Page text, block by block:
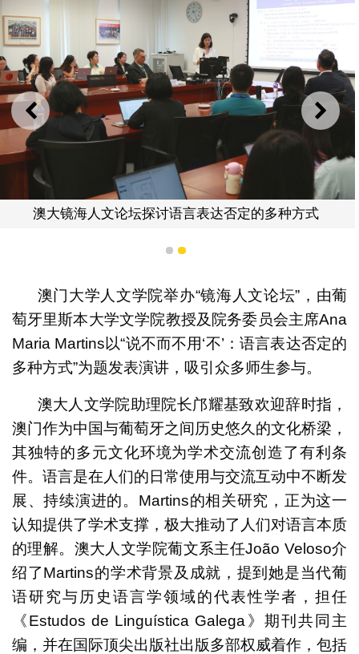
上一则 下一
澳大镜海人文论坛探讨语言表达否定的多种方式
1 2
澳门大学人文学院举办“镜海人文论坛”，由葡
萄牙里斯本大学文学院教授及院务委员会主席Ana
Maria Martins以“说不而不用‘不’：语言表达否定的
多种方式”为题发表演讲，吸引众多师生参与。
澳大人文学院助理院长邝耀基致欢迎辞时指，
澳门作为中国与葡萄牙之间历史悠久的文化桥梁，
其独特的多元文化环境为学术交流创造了有利条
件。语言是在人们的日常使用与交流互动中不断发
展、持续演进的。Martins的相关研究，正为这一
认知提供了学术支撑，极大推动了人们对语言本质
的理解。澳大人文学院葡文系主任João Veloso介
绍了Martins的学术背景及成就，提到她是当代葡
语研究与历史语言学领域的代表性学者，担任
《Estudos de Linguística Galega》期刊共同主
编，并在国际顶尖出版社出版多部权威着作，包括